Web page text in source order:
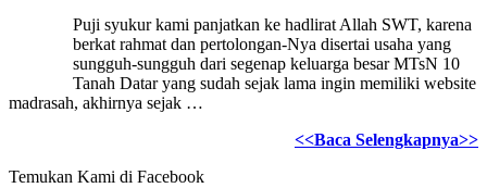
Puji syukur kami panjatkan ke hadlirat Allah SWT, karena
berkat rahmat dan pertolongan-Nya disertai usaha yang
sungguh-sungguh dari segenap keluarga besar MTsN 10
Tanah Datar yang sudah sejak lama ingin memiliki website
madrasah, akhirnya sejak …
<<Baca Selengkapnya>>
Temukan Kami di Facebook